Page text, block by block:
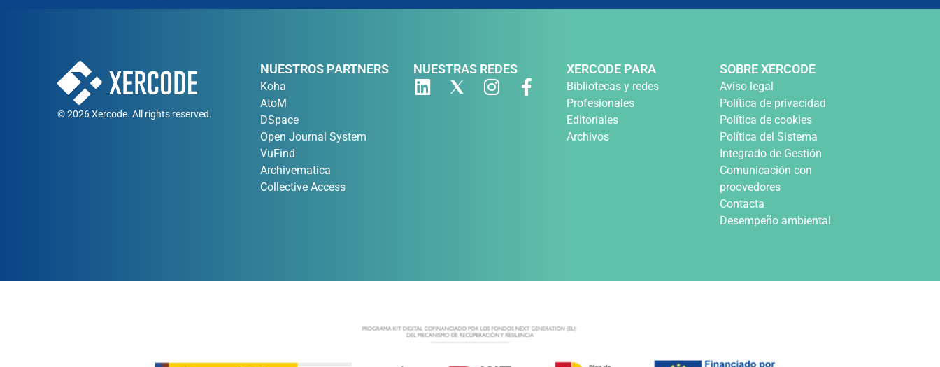
© 2026 Xercode. All rights reserved.
NUESTROS PARTNERS
Koha
AtoM
DSpace
Open Journal System
VuFind
Archivematica
Collective Access
NUESTRAS REDES XERCODE PARA
Bibliotecas y redes
Profesionales
Editoriales
Archivos
SOBRE XERCODE
Aviso legal
Política de privacidad
Política de cookies
Política del Sistema
Integrado de Gestión
Comunicación con
proovedores
Contacta
Desempeño ambiental